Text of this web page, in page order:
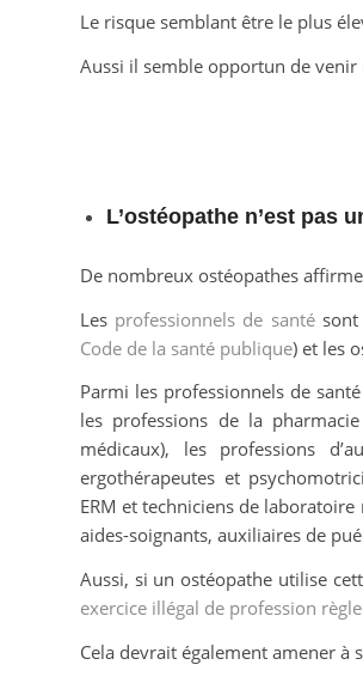
Le risque semblant être le plus
Aussi il semble opportun de
L’ostéopathe n’est pas
De nombreux ostéopathes
Les professionnels de santésont
Code de la santé publique) et les
Parmi les professionnels de
les professions de la
médicaux), les professions
ergothérapeutes et
ERM et techniciens de
aides-soignants, auxiliaires de
Aussi, si un ostéopathe utilise
exercice illégal de profession
Cela devrait également amener à